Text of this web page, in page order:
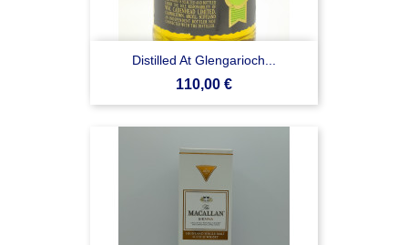
Distilled At Glengarioch...
Prezzo
110,00 €